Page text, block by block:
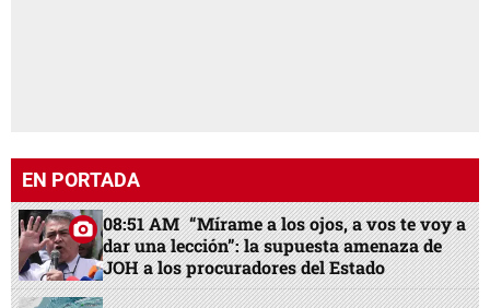
EN PORTADA
08:51 AM “Mírame a los ojos, a vos te voy a
dar una lección”: la supuesta amenaza de
JOH a los procuradores del Estado